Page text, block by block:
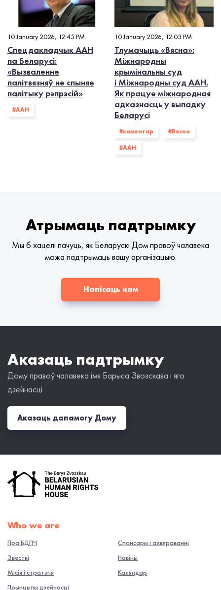
10 January 2026, 12:45 PM
Спецдакладчык ААН
па Беларусі:
«Вызваленне
палітвязняў не спыняе
палітыку рэпрэсій»
#ААН
10 January 2026, 12:03 PM
Тлумачыць «Вясна»:
Міжнародны
крымінальны суд
і Міжнародны суд ААН.
Як працуе міжнародная
адказнасць у выпадку
Беларусі
#каментар #Вясна
#ААН
Атрымаць падтрымку
Мы б хацелі пачуць, як Беларускі Дом правоў чалавека
можа падтрымаць вашу арганізацыю.
Напісаць нам
Аказаць падтрымку
Дому правоў чалавека імя Барыса Звозскава і яго
дзейнасці
Аказаць дапамогу Дому
Who we are
Пра БДПЧ
Звесткі
Місія і стратэгія
Прынцыпы дзейнасці
Спонсары і ахвяраванні
Навiны
Каляндар